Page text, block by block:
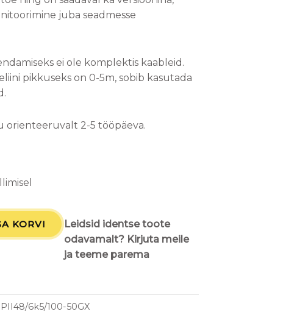
juba seadmesse
ei ole komplektis kaableid.
pikkuseks on 0-5m, sobib kasutada
orienteeruvalt 2-5 tööpäeva.
KORVI
Leidsid identse toote
odavamalt? Kirjuta meile
ja teeme parema
6k5/100-50GX